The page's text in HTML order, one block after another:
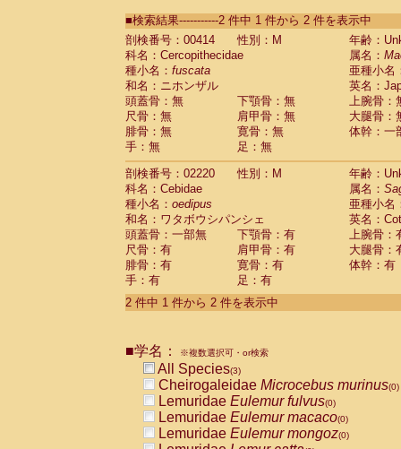
CebidaeSaguinus labiatus(0)
Cebidae Saguinus leucopus (0)
CebidaeSaguinus midas
Cebidae
CebidaeSaguinus nigricollis (0)
Cebidae Saguinus oedipus
Cebidae Saguinus weddelli
Cebidae Saguinusspp.
Cebidae Aotus trivirgatus
Cebidae Cebus albifrons
Cebidae
Cebidae
CebidaeCebus nigrivittatus
Cebidae Cebusspp.(0)
Cebidae Saimiri boliviensis
Cebidae Saimiri sciureus
Atelidae Alouatta caraya
AtelidaeAlouatta fusca
AtelidaeAlouatta seniculus
AtelidaeAteles belzebuth
AtelidaeAteles geoffroyi
AtelidaeAteles paniscus(0)
AtelidaeAtelesspp. (0)
AtelidaeLagothrix lagothricha
AtelidaeLagothrix lagothricha cana
PitheciidaeCacajao calvus
■検索結果-----------2 件中 1 件から 2 件を表示中
剖検番号：00414
性別：M
年齢：
科名：Cercopithecidae
属名：
種小名： fuscata
亜種小名
和名：ニホンザル
英名：
頭蓋骨：無
下顎骨：無
上腕骨：
尺骨：無
肩甲骨：無
大腿骨：
腓骨：無
寛骨：無
体幹：一
手：無
足：無
剖検番号：02220
性別：M
年齢：
科名：Cebidae
属名：
種小名： oedipus
亜種小名
和名：ワタボウシパンシェ
英名：
頭蓋骨：一部無
下顎骨：有
上腕骨：
尺骨：有
肩甲骨：有
大腿骨：
腓骨：有
寛骨：有
体幹：有
手：有
足：有
2 件中 1 件から 2 件を表示中
■学名： ※複数選択可・or検索
All Species(3)
Cheirogaleidae Microcebus murinus(0)
Lemuridae Eulemur fulvus(0)
Lemuridae Eulemur macaco(0)
Lemuridae Eulemur mongoz(0)